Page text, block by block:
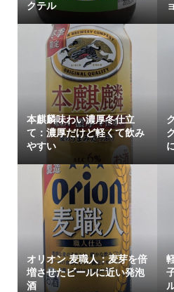
クテル
本麒麟味わい濃厚冬仕立
て：濃厚だけど軽くて飲み
やすい
オリオン 麦職人：麦芽を倍
増させたビールに近い発泡
酒